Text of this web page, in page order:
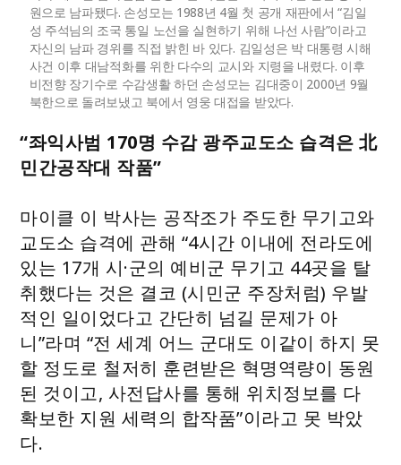
원으로 남파됐다. 손성모는 1988년 4월 첫 공개 재판에서 “김일
성 주석님의 조국 통일 노선을 실현하기 위해 나선 사람”이라고
자신의 남파 경위를 직접 밝힌 바 있다. 김일성은 박 대통령 시해
사건 이후 대남적화를 위한 다수의 교시와 지령을 내렸다. 이후
비전향 장기수로 수감생활 하던 손성모는 김대중이 2000년 9월
북한으로 돌려보냈고 북에서 영웅 대접을 받았다.
“좌익사범 170명 수감 광주교도소 습격은 北
민간공작대 작품”
마이클 이 박사는 공작조가 주도한 무기고와
교도소 습격에 관해 “4시간 이내에 전라도에
있는 17개 시·군의 예비군 무기고 44곳을 탈
취했다는 것은 결코 (시민군 주장처럼) 우발
적인 일이었다고 간단히 넘길 문제가 아
니”라며 “전 세계 어느 군대도 이같이 하지 못
할 정도로 철저히 훈련받은 혁명역량이 동원
된 것이고, 사전답사를 통해 위치정보를 다
확보한 지원 세력의 합작품”이라고 못 박았
다.